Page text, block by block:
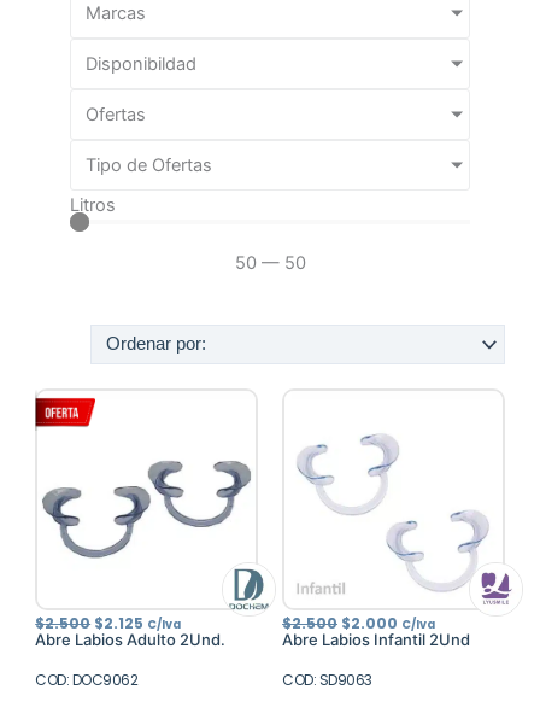
Marcas
Disponibildad
Ofertas
Tipo de Ofertas
Litros
50 — 50
$2.500 El
precio
original
$2.500.
$2.125 El
precio
actual
C/Iva
Abre Labios Adulto 2Und.
COD: DOC9062
$2.500 El
precio
original
$2.500.
$2.000 El
precio
actual
C/Iva
Abre Labios Infantil 2Und
COD: SD9063